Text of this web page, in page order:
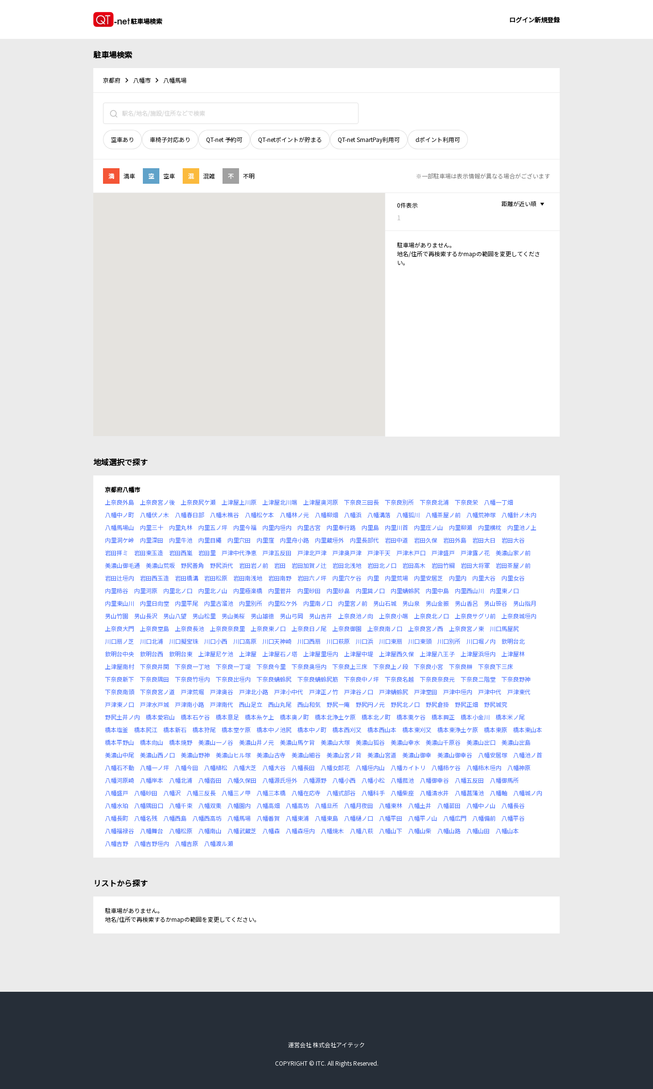
駐車場検索 ログイン新規登録
駐車場検索
京都府 八幡市 八幡馬場
空車あり 車椅子対応あり QT-net 予約可 QT-netポイントが貯まる QT-net SmartPay利用可 dポイント利用可
満 満車 空 空車 混 混雑 不 不明 ※一部駐車場は表示情報が異なる場合がございます
0件表示
1
距離が近い順
駐車場がありません。
地名/住所で再検索するかmapの範囲を変更してくださ
い。
地域選択で探す
京都府八幡市
上奈良外島
上奈良宮ノ後 上奈良尻ケ瀬 上津屋上川原 上津屋北川端 上津屋奥河原 下奈良三田長 下奈良別所 下奈良北浦 下奈良栄
八幡一丁畑
八幡中ノ町
八幡伏ノ木 八幡春日部 八幡木樵谷 八幡松ケ本 八幡林ノ元 八幡柳畑 八幡浜 八幡溝落 八幡狐川 八幡茶屋ノ前 八幡荒神塚
八幡針ノ木内
八幡馬場山
内里三十 内里丸林 内里五ノ坪 内里今福 内里内垣内 内里古宮 内里奉行路 内里島 内里川首 内里庄ノ山 内里柳瀬 内里横枕
内里池ノ上
内里洞ケ峠
内里深田 内里牛池 内里目繩 内里穴田 内里窪 内里舟小路 内里蔵垣外 内里長部代 岩田中道 岩田久保 岩田外島 岩田大日
岩田大谷
岩田拝ミ
岩田東玉造 岩田西嵐 岩田里 戸津中代浄恵 戸津五反田 戸津北戸津 戸津奥戸津 戸津干天 戸津木戸口 戸津盛戸 戸津露ノ花
美濃山家ノ前
美濃山御毛通
美濃山荒坂 野尻善角 野尻浜代 岩田岩ノ前 岩田 岩田加賀ノ辻 岩田北浅地 岩田北ノ口 岩田高木 岩田竹綱 岩田大将軍
岩田茶屋ノ前
岩田辻垣内
岩田西玉造 岩田橋溝 岩田松原 岩田南浅地 岩田南野 岩田六ノ坪 内里穴ケ谷 内里 内里荒場 内里安居芝 内里内 内里大谷
内里女谷
内里柿谷
内里河原 内里北ノ口 内里北ノ山 内里極楽橋 内里菅井 内里砂田 内里砂畠 内里巽ノ口 内里蜻蛉尻 内里中島 内里西山川
内里東ノ口
内里東山川
内里日向堂 内里平尾 内里古溜池 内里別所 内里松ケ外 内里南ノ口 内里宮ノ前 男山石城 男山泉 男山金振 男山香呂 男山笹谷
男山指月
男山竹園
男山長沢 男山八望 男山松里 男山美桜 男山雄徳 男山弓岡 男山吉井 上奈良池ノ向 上奈良小端 上奈良北ノ口 上奈良サグリ前
上奈良城垣内
上奈良大門
上奈良堂島 上奈良長池 上奈良奈良里 上奈良東ノ口 上奈良日ノ尾 上奈良御園 上奈良南ノ口 上奈良宮ノ西 上奈良宮ノ東
川口馬屋尻
川口扇ノ芝
川口北浦 川口擬宝珠 川口小西 川口高原 川口天神崎 川口西扇 川口萩原 川口浜 川口東扇 川口東頭 川口別所 川口堀ノ内
欽明台北
欽明台中央
欽明台西 欽明台東 上津屋尼ケ池 上津屋 上津屋石ノ塔 上津屋里垣内 上津屋中堤 上津屋西久保 上津屋八王子 上津屋浜垣内
上津屋林
上津屋南村
下奈良井関 下奈良一丁地 下奈良一丁堤 下奈良今里 下奈良奥垣内 下奈良上三床 下奈良上ノ段 下奈良小宮 下奈良榊
下奈良下三床
下奈良新下
下奈良隅田 下奈良竹垣内 下奈良出垣内 下奈良蜻蛉尻 下奈良蜻蛉尻筋 下奈良中ノ坪 下奈良名越 下奈良奈良元 下奈良二階堂
下奈良野神
下奈良南頭
下奈良宮ノ道 戸津荒堀 戸津奥谷 戸津北小路 戸津小中代 戸津正ノ竹 戸津谷ノ口 戸津蜻蛉尻 戸津堂田 戸津中垣内 戸津中代
戸津東代
戸津東ノ口
戸津水戸城 戸津南小路 戸津南代 西山足立 西山丸尾 西山和気 野尻一庵 野尻円ノ元 野尻北ノ口 野尻倉掛 野尻正畑
野尻城究
野尻土井ノ内
橋本愛宕山 橋本石ケ谷 橋本意足 橋本糸ケ上 橋本奥ノ町 橋本北浄土ケ原 橋本北ノ町 橋本栗ケ谷 橋本興正 橋本小金川
橋本米ノ尾
橋本塩釜
橋本尻江 橋本新石 橋本狩尾 橋本堂ケ原 橋本中ノ池尻 橋本中ノ町 橋本西刈又 橋本西山本 橋本東刈又 橋本東浄土ケ原 橋本東原
橋本東山本
橋本平野山
橋本向山 橋本焼野 美濃山一ノ谷 美濃山井ノ元 美濃山馬ケ背 美濃山大塚 美濃山狐谷 美濃山幸水 美濃山千原谷 美濃山出口
美濃山出島
美濃山中尾
美濃山西ノ口 美濃山野神 美濃山ヒル塚 美濃山古寺 美濃山細谷 美濃山宮ノ背 美濃山宮道 美濃山御幸 美濃山御幸谷 八幡安居塚
八幡池ノ首
八幡石不動
八幡一ノ坪 八幡今田 八幡植松 八幡大芝 八幡大谷 八幡長田 八幡女郎花 八幡垣内山 八幡カイトリ 八幡柿ケ谷 八幡柿木垣内
八幡神原
八幡河原崎
八幡岸本 八幡北浦 八幡沓田 八幡久保田 八幡源氏垣外 八幡源野 八幡小西 八幡小松 八幡菰池 八幡御幸谷 八幡五反田
八幡御馬所
八幡盛戸
八幡砂田 八幡沢 八幡三反長 八幡三ノ甲 八幡三本橋 八幡在応寺 八幡式部谷 八幡科手 八幡柴座 八幡清水井 八幡菖蒲池 八幡軸
八幡城ノ内
八幡水珀
八幡隅田口 八幡千束 八幡双栗 八幡園内 八幡高畑 八幡高坊 八幡旦所 八幡月夜田 八幡東林 八幡土井 八幡苗田 八幡中ノ山
八幡長谷
八幡長町
八幡名残 八幡西島 八幡西高坊 八幡馬場 八幡番賀 八幡東浦 八幡東島 八幡樋ノ口 八幡平田 八幡平ノ山 八幡広門 八幡備前
八幡平谷
八幡福禄谷
八幡舞台 八幡松原 八幡南山 八幡武蔵芝 八幡森 八幡森垣内 八幡焼木 八幡八萩 八幡山下 八幡山柴 八幡山路 八幡山田
八幡山本
八幡吉野
八幡吉野垣内 八幡吉原 八幡渡ル瀬
リストから探す
駐車場がありません。
地名/住所で再検索するかmapの範囲を変更してください。
運営会社 株式会社アイテック
COPYRIGHT © ITC. All Rights Reserved.